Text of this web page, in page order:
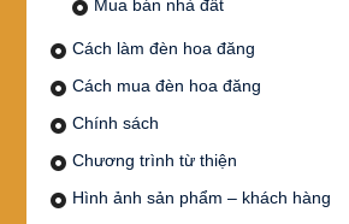
Mua bán nhà đất
Cách làm đèn hoa đăng
Cách mua đèn hoa đăng
Chính sách
Chương trình từ thiện
Hình ảnh sản phẩm – khách hàng